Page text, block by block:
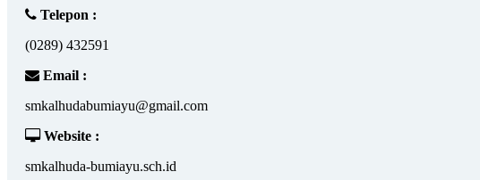
Telepon :
(0289) 432591
Email :
smkalhudabumiayu@gmail.com
Website :
smkalhuda-bumiayu.sch.id